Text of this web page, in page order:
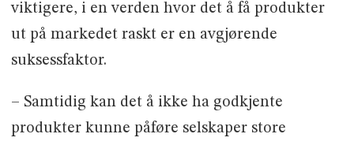
viktigere, i en verden hvor det å få produkter
ut på markedet raskt er en avgjørende
suksessfaktor.
– Samtidig kan det å ikke ha godkjente
produkter kunne påføre selskaper store